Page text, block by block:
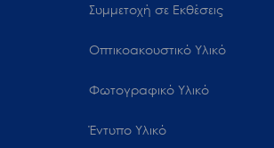
Συμμετοχή σε Εκθέσεις
Οπτικοακουστικό Υλικό
Φωτογραφικό Υλικό
Έντυπο Υλικό